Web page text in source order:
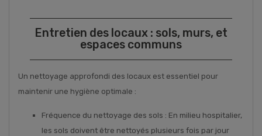
Entretien des locaux : sols, murs, et
espaces communs
Un nettoyage approfondi des locaux est essentiel pour
maintenir une hygiène optimale :
Fréquence du nettoyage des sols : En milieu hospitalier,
les sols doivent être nettoyés plusieurs fois par jour